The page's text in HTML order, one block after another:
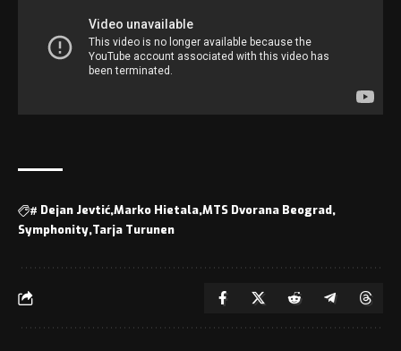
# Dejan Jevtić Marko Hietala MTS Dvorana Beograd
Symphonity Tarja Turunen